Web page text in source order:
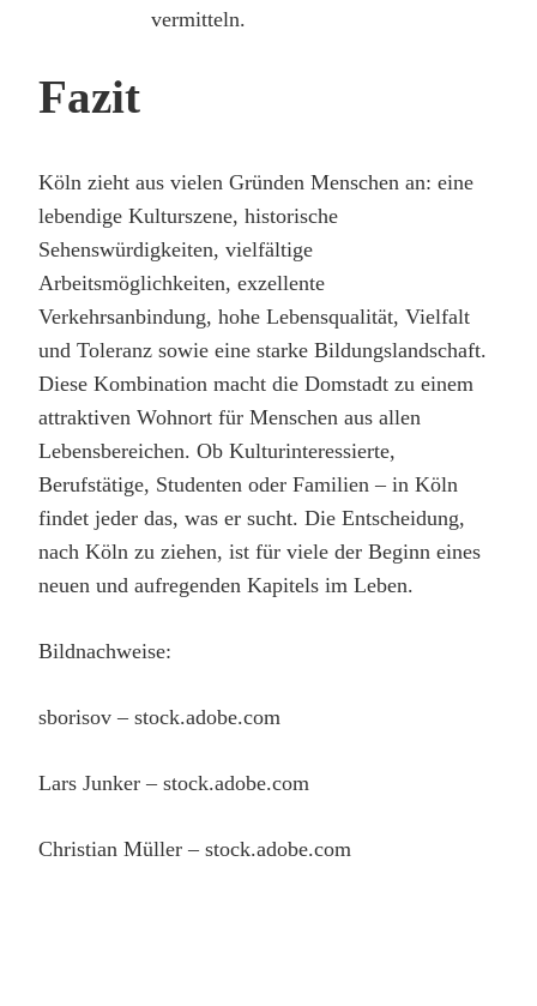
vermitteln.
Fazit
Köln zieht aus vielen Gründen Menschen an: eine
lebendige Kulturszene, historische
Sehenswürdigkeiten, vielfältige
Arbeitsmöglichkeiten, exzellente
Verkehrsanbindung, hohe Lebensqualität, Vielfalt
und Toleranz sowie eine starke Bildungslandschaft.
Diese Kombination macht die Domstadt zu einem
attraktiven Wohnort für Menschen aus allen
Lebensbereichen. Ob Kulturinteressierte,
Berufstätige, Studenten oder Familien – in Köln
findet jeder das, was er sucht. Die Entscheidung,
nach Köln zu ziehen, ist für viele der Beginn eines
neuen und aufregenden Kapitels im Leben.
Bildnachweise:
sborisov – stock.adobe.com
Lars Junker – stock.adobe.com
Christian Müller – stock.adobe.com